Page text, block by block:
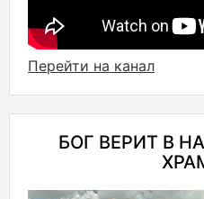
Перейти на канал
БОГ ВЕРИТ В